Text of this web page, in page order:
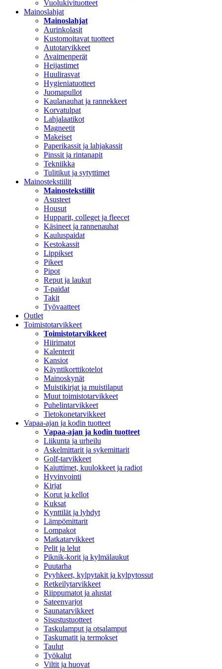
Vuolukivituotteet
Mainoslahjat
Mainoslahjat
Aurinkolasit
Kustomoitavat tuotteet
Autotarvikkeet
Avaimenperät
Heijastimet
Huulirasvat
Hygieniatuotteet
Juomapullot
Kaulanauhat ja rannekkeet
Korvatulpat
Lahjalaatikot
Magneetit
Makeiset
Paperikassit ja lahjakassit
Pinssit ja rintanapit
Tekniikka
Tulitikut ja sytyttimet
Mainostekstiilit
Mainostekstiilit
Asusteet
Housut
Hupparit, colleget ja fleecet
Käsineet ja rannenauhat
Kauluspaidat
Kestokassit
Lippikset
Pikeet
Pipot
Reput ja laukut
T-paidat
Takit
Työvaatteet
Outlet
Toimistotarvikkeet
Toimistotarvikkeet
Hiirimatot
Kalenterit
Kansiot
Käyntikorttikotelot
Mainoskynät
Muistikirjat ja muistilaput
Muut toimistotarvikkeet
Puhelintarvikkeet
Tietokonetarvikkeet
Vapaa-ajan ja kodin tuotteet
Vapaa-ajan ja kodin tuotteet
Liikunta ja urheilu
Askelmittarit ja sykemittarit
Golf-tarvikkeet
Kaiuttimet, kuulokkeet ja radiot
Hyvinvointi
Kirjat
Korut ja kellot
Kuksat
Kynttilät ja lyhdyt
Lämpömittarit
Lompakot
Matkatarvikkeet
Pelit ja lelut
Piknik-korit ja kylmälaukut
Puutarha
Pyyhkeet, kylpytakit ja kylpytossut
Retkeilytarvikkeet
Riippumatot ja alustat
Sateenvarjot
Saunatarvikkeet
Sisustustuotteet
Taskulamput ja otsalamput
Taskumatit ja termokset
Taulut
Työkalut
Viltit ja huovat